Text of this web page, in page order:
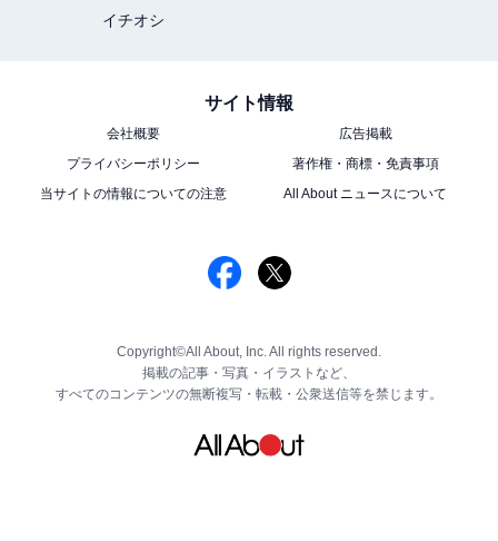
イチオシ
サイト情報
会社概要
広告掲載
プライバシーポリシー
著作権・商標・免責事項
当サイトの情報についての注意
All About ニュースについて
Copyright©All About, Inc. All rights reserved.
掲載の記事・写真・イラストなど、
すべてのコンテンツの無断複写・転載・公衆送信等を禁じます。